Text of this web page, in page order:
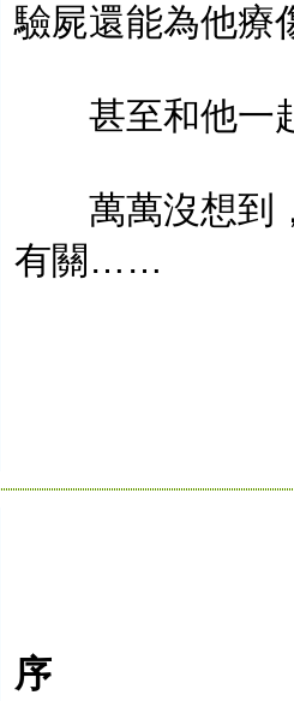
驗屍還能為他療
甚至和他一起
萬萬沒想到，
有關……
序